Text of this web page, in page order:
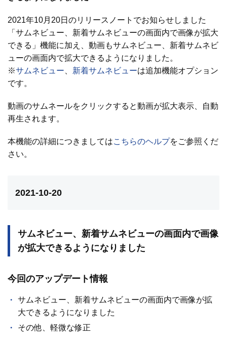
2021年10月20日のリリースノートでお知らせしました
「サムネビュー、新着サムネビューの画面内で画像が拡大
できる」機能に加え、動画もサムネビュー、新着サムネビ
ューの画面内で拡大できるようになりました。
※サムネビュー 新着サムネビューは追加機能オプション
です。
動画のサムネールをクリックすると動画が拡大表示、自動
再生されます。
本機能の詳細につきましてはこちらのヘルプをご参照くだ
さい。
2021-10-20
サムネビュー、新着サムネビューの画面内で画像
が拡大できるようになりました
今回のアップデート情報
サムネビュー、新着サムネビューの画面内で画像が拡
大できるようになりました
その他、軽微な修正